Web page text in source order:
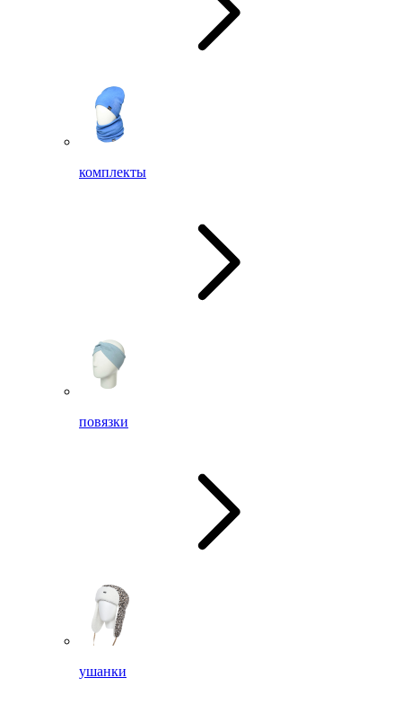
комплекты
повязки
ушанки